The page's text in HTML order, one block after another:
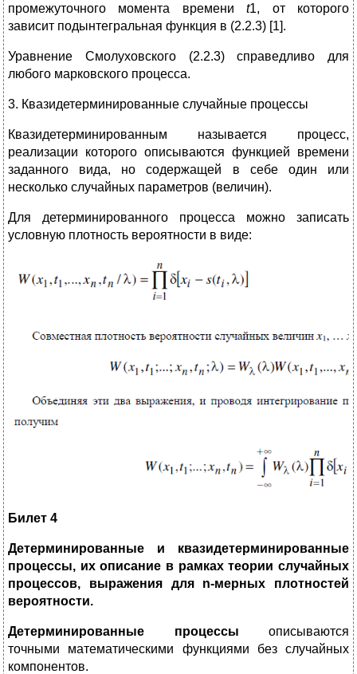
промежуточного момента времениt1, от которого
зависит подынтегральная функция в (2.2.3) [1].
Уравнение Смолуховского (2.2.3) справедливо для
любого марковского процесса.
3. Квазидетерминированные случайные процессы
Квазидетерминированным называется процесс,
реализации которого описываются функцией времени
заданного вида, но содержащей в себе один или
несколько случайных параметров (величин).
Для детерминированного процесса можно записать
условную плотность вероятности в виде:
Билет 4
Детерминированные и квазидетерминированные
процессы, их описание в рамках теории случайных
процессов, выражения для n-мерных плотностей
вероятности.
Детерминированные процессы описываются
точными математическими функциями без случайных
компонентов.